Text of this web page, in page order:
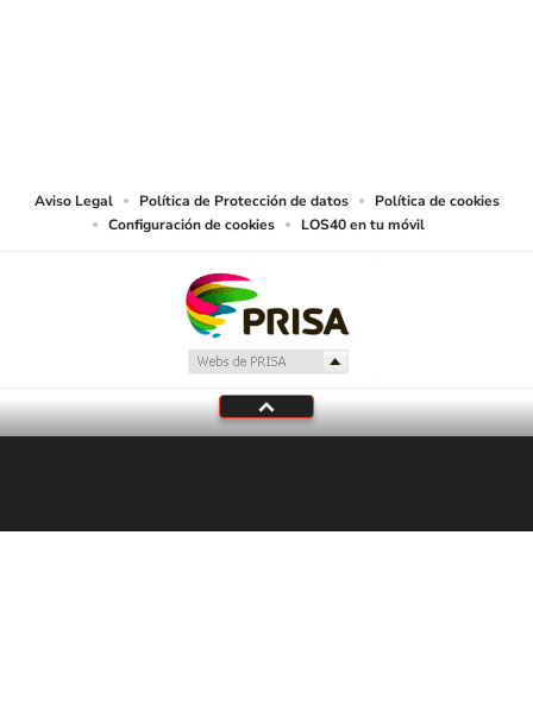
Aviso Legal Política de Protección de datos
Política de cookies
Configuración de cookies
LOS40 en tu móvil